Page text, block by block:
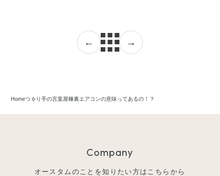
← →
Homeつくり手の言葉屋根裏エアコンの意味ってあるの！？
Company
オースタムのことを知りたい方はこちらから